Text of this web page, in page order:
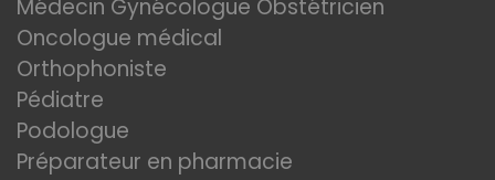
Médecin Gynécologue Obstétricien
Oncologue médical
Orthophoniste
Pédiatre
Podologue
Préparateur en pharmacie